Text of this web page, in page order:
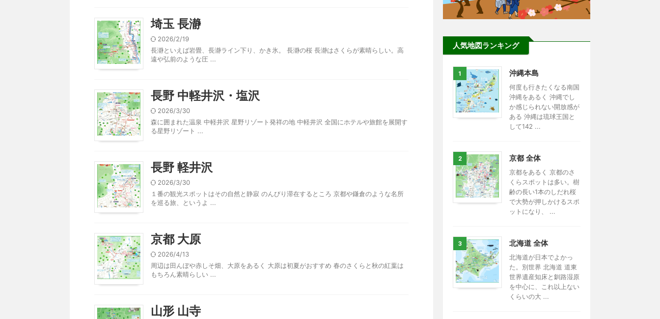
埼玉 長瀞
2026/2/19
長瀞といえば岩畳、長瀞ライン下り、かき氷。 長瀞の桜 長瀞はさくらが素晴らしい。高
遠や弘前のような圧 ...
長野 中軽井沢・塩沢
2026/3/30
森に囲まれた温泉 中軽井沢 星野リゾート発祥の地 中軽井沢 全国にホテルや旅館を展開す
る星野リゾート ...
長野 軽井沢
2026/3/30
１番の観光スポットはその自然と静寂 のんびり滞在するところ 京都や鎌倉のような名所
を巡る旅、というよ ...
京都 大原
2026/4/13
周辺は田んぼや赤しそ畑、大原をあるく 大原は初夏がおすすめ 春のさくらと秋の紅葉は
もちろん素晴らしい ...
山形 山寺
人気地図ランキング
1 沖縄本島
何度も行きたくなる南国
沖縄をあるく 沖縄でし
か感じられない開放感が
ある 沖縄は琉球王国と
して142 ...
2 京都 全体
京都をあるく 京都のさ
くらスポットは多い。樹
齢の長い1本のしだれ桜
で大勢が押しかけるスポ
ットになり、 ...
3 北海道 全体
北海道が日本でよかっ
た。別世界 北海道 道東
世界遺産知床と釧路湿原
を中心に、これ以上ない
くらいの大 ...